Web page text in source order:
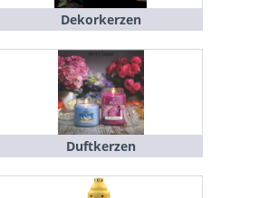
Dekorkerzen
Duftkerzen